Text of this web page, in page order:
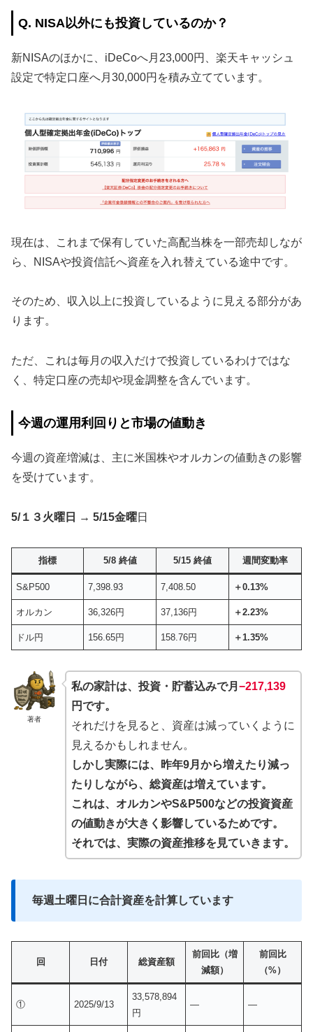
Q. NISA以外にも投資しているのか？
新NISAのほかに、iDeCoへ月23,000円、楽天キャッシュ
設定で特定口座へ月30,000円を積み立てています。
現在は、これまで保有していた高配当株を一部売却しなが
ら、NISAや投資信託へ資産を入れ替えている途中です。
そのため、収入以上に投資しているように見える部分があ
ります。
ただ、これは毎月の収入だけで投資しているわけではな
く、特定口座の売却や現金調整を含んでいます。
今週の運用利回りと市場の値動き
今週の資産増減は、主に米国株やオルカンの値動きの影響
を受けています。
5/１３火曜日 → 5/15金曜日
指標 5/8 終値 5/15 終値 週間変動率
S&P500 7,398.93 7,408.50 ＋0.13%
オルカン 36,326円 37,136円 ＋2.23%
ドル円 156.65円 158.76円 ＋1.35%
著者
私の家計は、投資・貯蓄込みで月 −217,139
円です。
それだけを見ると、資産は減っていくように
見えるかもしれません。
しかし実際には、昨年9月から増えたり減っ
たりしながら、総資産は増えています。
これは、オルカンやS&P500などの投資資産
の値動きが大きく影響しているためです。
それでは、実際の資産推移を見ていきます。
毎週土曜日に合計資産を計算しています
回 日付 総資産額
前回比（増
減額）
前回比
（%）
① 2025/9/13
33,578,894
円
— —